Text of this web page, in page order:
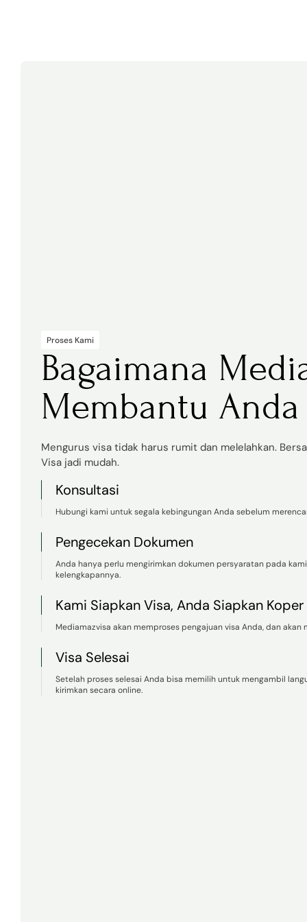
Proses Kami
Bagaimana
Membantu Anda
Mengurus visa tidak harus rumit dan melelahkan.
Visa jadi mudah.
Konsultasi
Hubungi kami untuk segala kebingungan Anda sebelum
Pengecekan Dokumen
Anda hanya perlu mengirimkan dokumen persyaratan pada
kelengkapannya.
Kami Siapkan Visa, Anda Siapkan Koper
Mediamazvisa akan memproses pengajuan visa Anda, dan
Visa Selesai
Setelah proses selesai Anda bisa memilih untuk mengambil
kirimkan secara online.